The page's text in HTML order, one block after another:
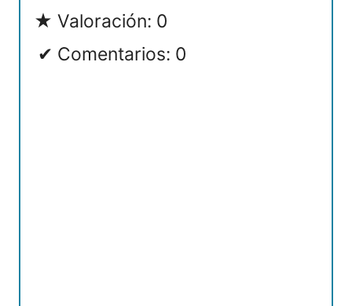
Valoración: 0
Comentarios: 0